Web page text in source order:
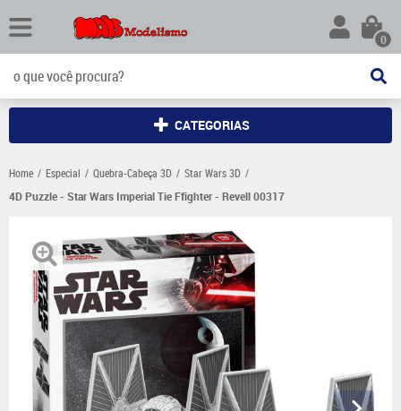
0
CATEGORIAS
Home Especial Quebra-Cabeça 3D
Star Wars 3D
4D Puzzle - Star Wars Imperial Tie Ffighter - Revell 00317